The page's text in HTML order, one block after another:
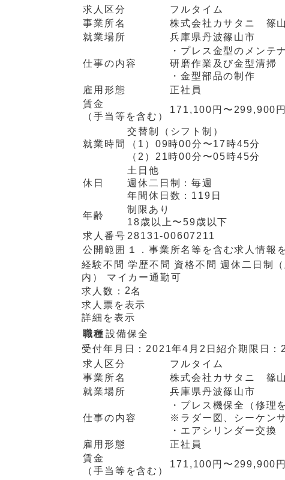
求人区分
フルタイム
事業所名
株式会社カサタニ 篠
就業場所
兵庫県丹波篠山市
仕事の内容
・プレス金型のメンテ
研磨作業及び金型清掃
・金型部品の制作
雇用形態
正社員
賃金
（手当等を含む）
171,100円〜299,900円
就業時間
交替制（シフト制）
（1） 09時00分〜17時45分
（2） 21時00分〜05時45分
休日
土日他
週休二日制：毎週
年間休日数： 119日
年齢
制限あり
18歳以上〜59歳以下
求人番号 28131-00607211
公開範囲
１．事業所名等を含む求人情報
経験不問 学歴不問 資格不問 週休二日制（
内）
マイカー通勤可
求人数： 2名
求人票を表示
詳細を表示
職種 設備保全
受付年月日： 2021年4月2日紹介期限日：
求人区分
フルタイム
事業所名
株式会社カサタニ 篠
就業場所
兵庫県丹波篠山市
仕事の内容
・プレス機保全（修理
※ラダー図、シーケン
・エアシリンダー交換
雇用形態
正社員
賃金
（手当等を含む）
171,100円〜299,900円